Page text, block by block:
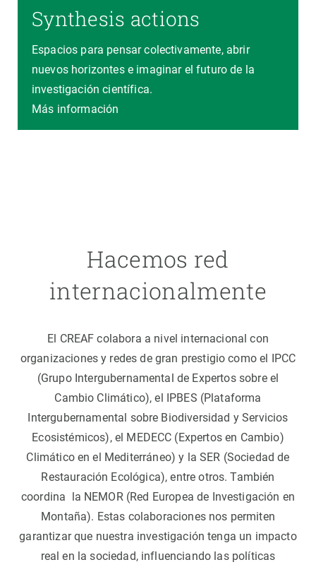
Synthesis actions
Espacios para pensar colectivamente, abrir
nuevos horizontes e imaginar el futuro de la
investigación científica.
Más información
Hacemos red
internacionalmente
El CREAF colabora a nivel internacional con
organizaciones y redes de gran prestigio como el IPCC
(Grupo Intergubernamental de Expertos sobre el
Cambio Climático), el IPBES (Plataforma
Intergubernamental sobre Biodiversidad y Servicios
Ecosistémicos), el MEDECC (Expertos en Cambio)
Climático en el Mediterráneo) y la SER (Sociedad de
Restauración Ecológica), entre otros. También
coordina la NEMOR (Red Europea de Investigación en
Montaña). Estas colaboraciones nos permiten
garantizar que nuestra investigación tenga un impacto
real en la sociedad, influenciando las políticas